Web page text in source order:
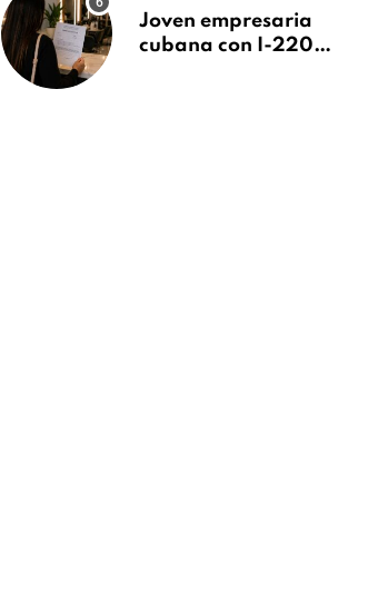
Joven empresaria
cubana con I-220A